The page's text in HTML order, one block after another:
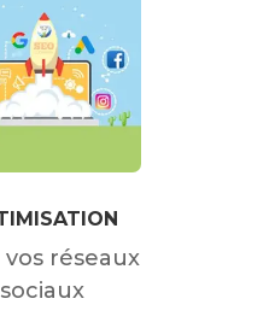
vos réseaux
sociaux